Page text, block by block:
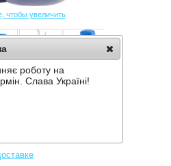
чтобы увеличить
GUIDE 42+ SL
роботу на
Слава Україні!